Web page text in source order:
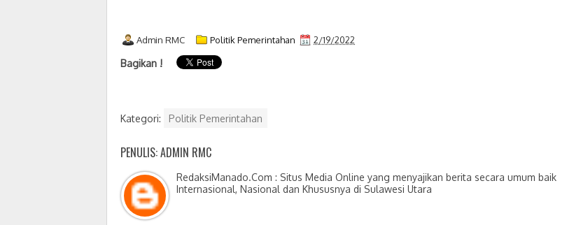
Admin RMC Politik Pemerintahan 2/19/2022
Bagikan !
Kategori: Politik Pemerintahan
PENULIS: ADMIN RMC
RedaksiManado.Com : Situs Media Online yang menyajikan berita secara umum baik
Internasional, Nasional dan Khususnya di Sulawesi Utara